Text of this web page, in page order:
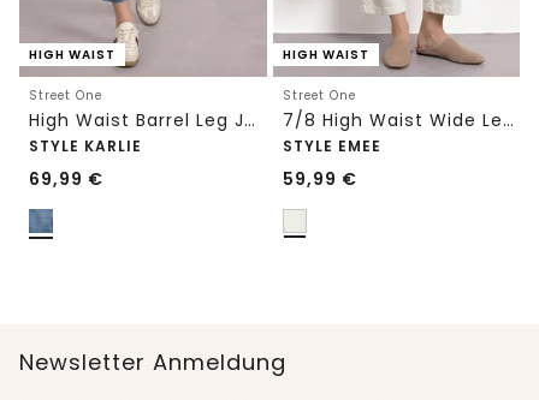
HIGH WAIST
Street One
High Waist Barrel Leg Jeans im Loose Fit
STYLE KARLIE
69,99 €
HIGH WAIST
Street One
7/8 High Waist Wide Leg Jeans im Loose Fit
STYLE EMEE
59,99 €
Newsletter Anmeldung